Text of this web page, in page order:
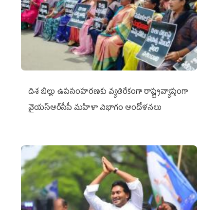
దిశ బిల్లు ఉపసంహరణకు వ్యతిరేకంగా రాష్ట్రవ్యాప్తంగా
వైయ‌స్ఆర్‌సీపీ మహిళా విభాగం ఆందోళనలు